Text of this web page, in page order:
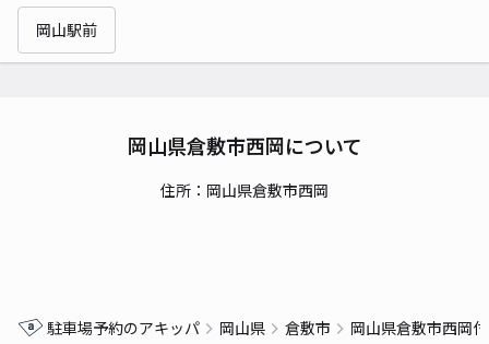
岡山駅前
岡山県倉敷市西岡について
住所：岡山県倉敷市西岡
駐車場予約のアキッパ 岡山県 倉敷市 岡山県倉敷市西岡